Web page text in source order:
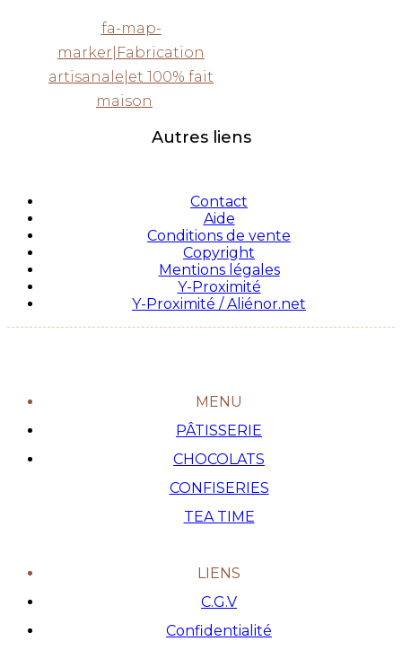
fa-map-
marker|Fabrication
artisanale|et 100% fait
maison
Autres liens
Contact
Aide
Conditions de vente
Copyright
Mentions légales
Y-Proximité
Y-Proximité / Aliénor.net
MENU
PÂTISSERIE
CHOCOLATS
CONFISERIES
TEA TIME
LIENS
C.G.V
Confidentialité